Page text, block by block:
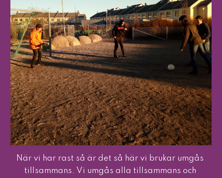
När vi har rast så är det så här vi brukar umgås
tillsammans. Vi umgås alla tillsammans och